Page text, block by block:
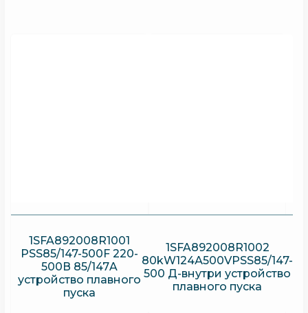
1SFA892008R1001
PSS85/147-500F 220-
500В 85/147A
устройство плавного
пуска
1SFA892008R1002
80kW124А500VPSS85/147-
500 Д-внутри устройство
плавного пуска